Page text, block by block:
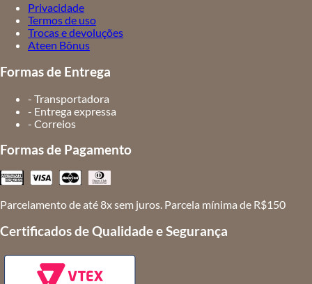
Privacidade
Termos de uso
Trocas e devoluções
Ateen Bônus
Formas de Entrega
- Transportadora
- Entrega expressa
- Correios
Formas de Pagamento
Parcelamento de até 8x sem juros. Parcela mínima de R$150
Certificados de Qualidade e Segurança